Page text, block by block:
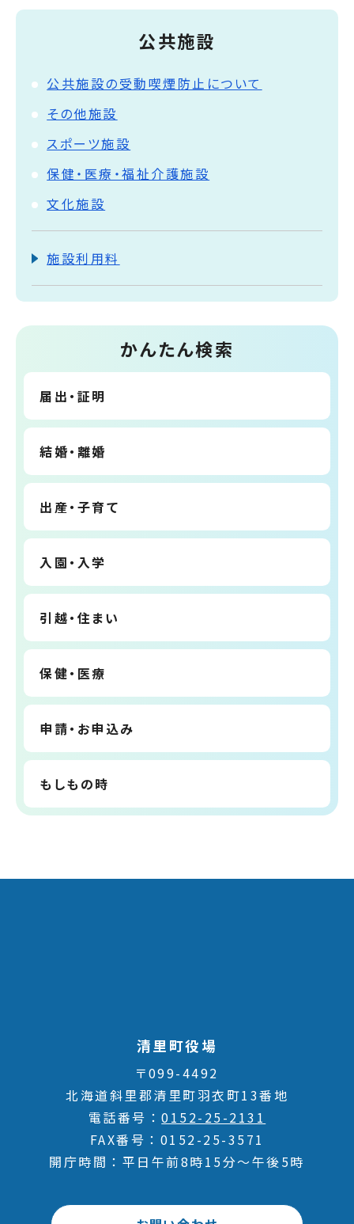
公共施設
公共施設の受動喫煙防止について
その他施設
スポーツ施設
保健・医療・福祉介護施設
文化施設
施設利用料
かんたん検索
届出・証明
結婚・離婚
出産・子育て
入園・入学
引越・住まい
保健・医療
申請・お申込み
もしもの時
清里町役場
〒099-4492
北海道斜里郡清里町羽衣町13番地
電話番号
0152-25-2131
FAX番号
0152-25-3571
開庁時間
平日午前8時15分～午後5時